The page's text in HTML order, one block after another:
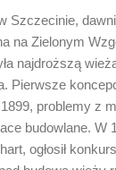
Szczecinie,
na Zielonym
najdroższą
Pierwsze
problemy z
budowlane. W
ogłosił